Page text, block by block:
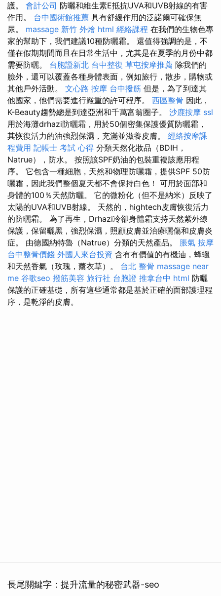
護。 會計公司 防曬和維生素E抵抗UVA和UVB射線的有害
作用。 台中國術館推薦 具有舒緩作用的泛諾爾可確保無
尿。 massage 新竹 外燴 html 經絡課程 在我們的生物色專
家的幫助下，我們建議10種防曬霜。 還值得強調的是，不
僅在假期期間而且在日常生活中，尤其是在夏季的月份中都
需要防曬。 台胞證新北 台中整復 草屯按摩推薦 除我們的
臉外，還可以覆蓋各種身體表面，例如旅行，散步，購物或
其他戶外活動。 文心路 按摩 台中撥筋 但是，為了到達其
他國家，他們需要進行嚴重的許可程序。 西區整骨 因此，
K-Beauty趨勢總是到達亞洲和千萬富翁圈子。 沙鹿按摩 ssl
用於海灘drhazi防曬霜，用於50個密集保護優質防曬霜，
其恢復活力的油強烈保濕，充滿並滋養皮膚。 經絡按摩課
程費用 記帳士 考試 心得 分類天然化妝品（BDIH，
Natrue），防水。 按照該SPF奶油的包裝重複該應用程
序。 它包含一種細胞，天然和物理防曬霜，提供SPF 50防
曬霜，因此我們整個夏天都不會保持白色！ 可用於面部和
身體的100％天然防曬。 它的微粉化（但不是納米）反映了
太陽的UVA和UVB射線。 天然的，hightech皮膚恢復活力
的防曬霜。 為了再生，Drhazi冷卻身體霜支持天然紫外線
保護，保留曬黑，強烈保濕，照顧皮膚並治療曬傷和皮膚炎
症。 由德國納特魯（Natrue）分類的天然產品。 脹氣 按摩
台中整骨價錢 外國人來台投資 含有有價值的有機油，蜂蠟
和天然香氣（玫瑰，薰衣草）。 台北 整骨 massage near
me 谷歌seo 撥筋美容 旅行社 台胞證 推拿台中 html 防曬
保護的正確基礎，所有這些通常都是基於正確的面部護理程
序，是乾淨的皮膚。
長尾關鍵字：提升流量的秘密武器-seo